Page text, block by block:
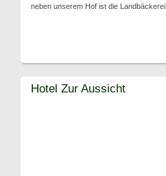
neben unserem Hof ist die Landbäckerei.
Hotel Zur Aussicht